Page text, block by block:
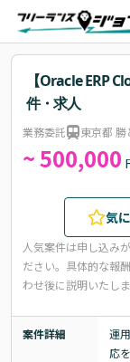
【Oracle ERP
件・求人
業務委託 東京都 勝
~ 500,000
気
人気案件は申し込み
ださい。 具体的な報
わせ後に説明いたしま
案件詳細
運
応